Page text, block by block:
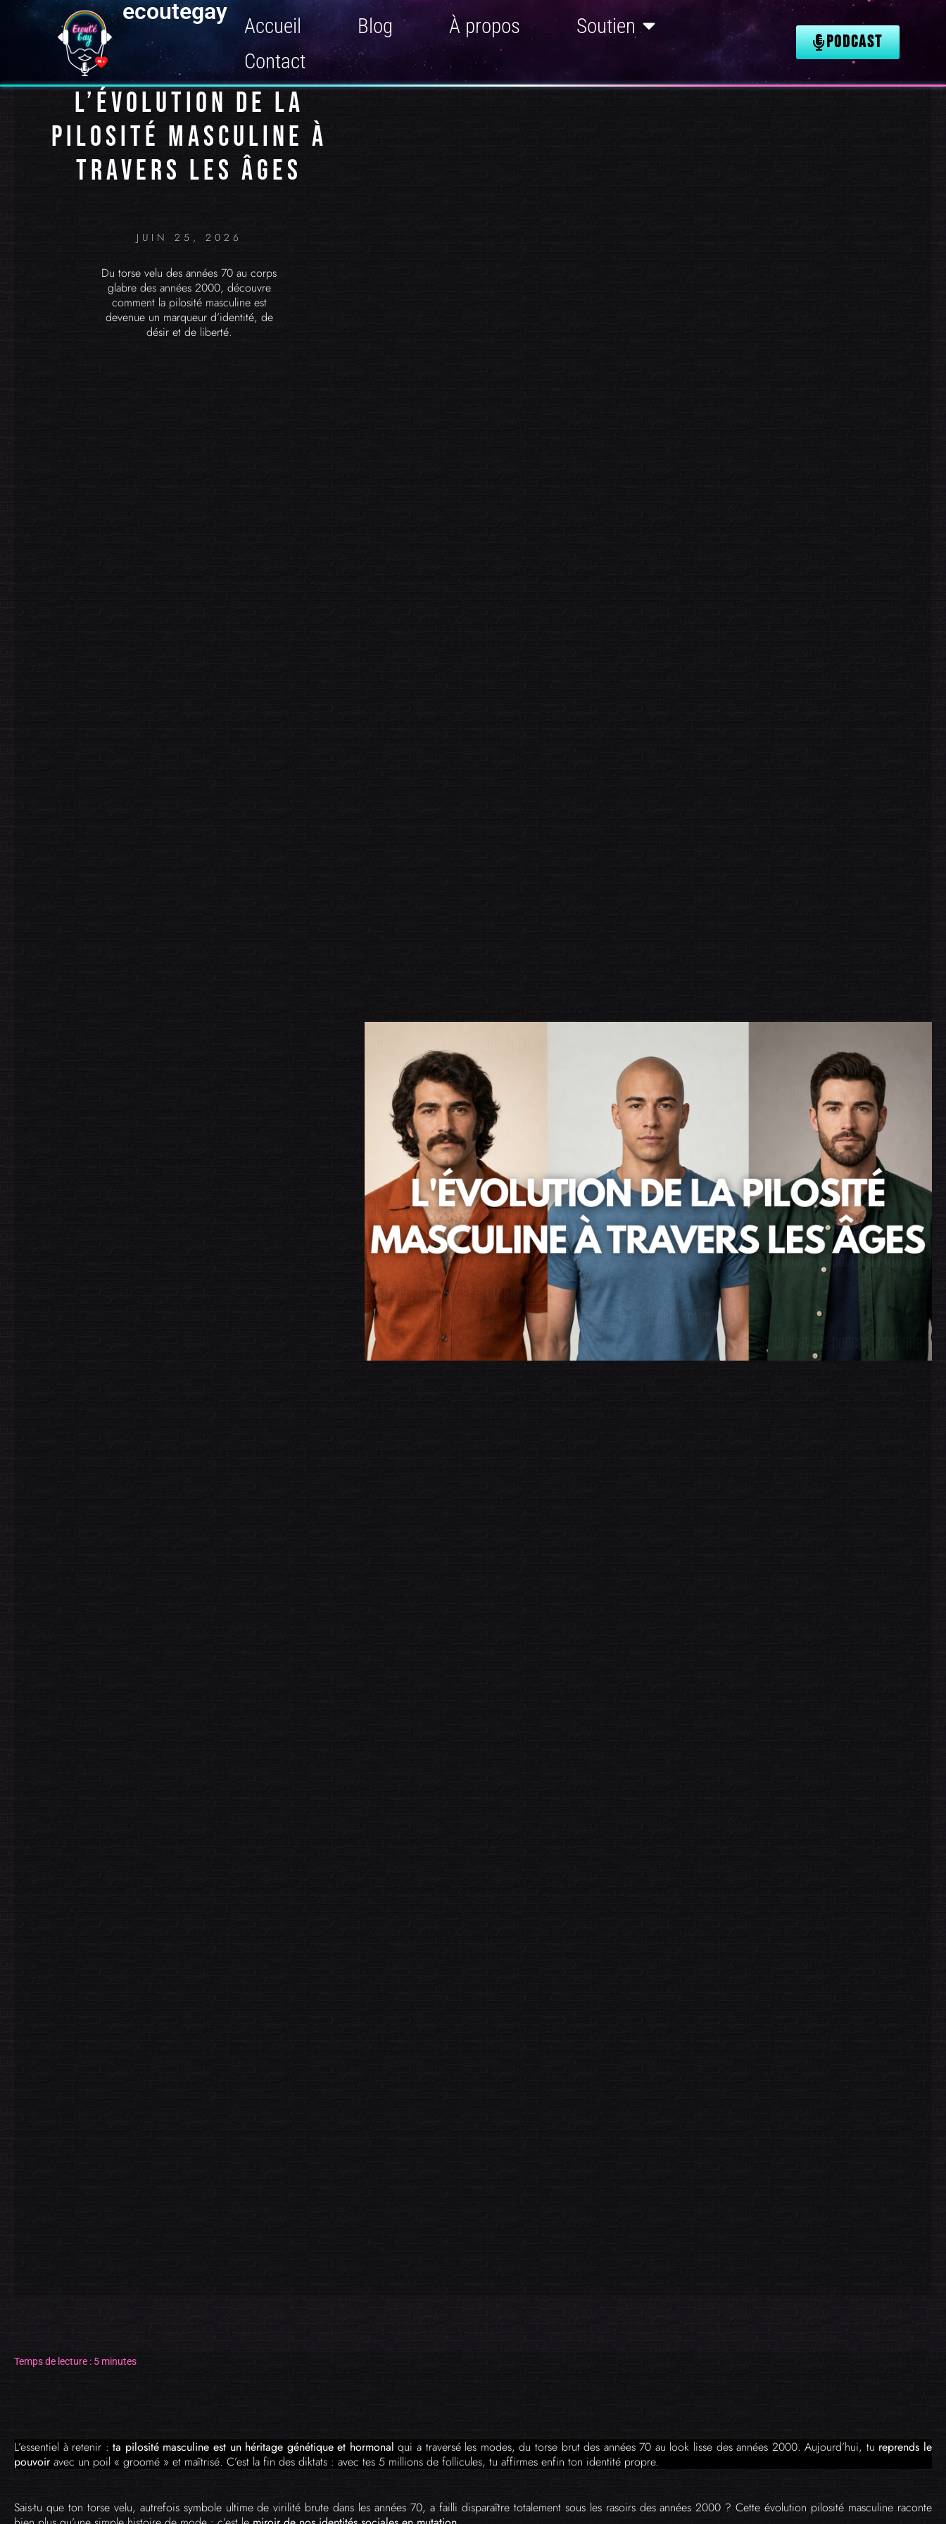
ecoutegay
Accueil Blog À propos
Soutien
Contact
PODCAST
L’ÉVOLUTION DE LA
PILOSITÉ MASCULINE À
TRAVERS LES ÂGES
JUIN 25, 2026
Du torse velu des années 70 au corps
glabre des années 2000, découvre
comment la pilosité masculine est
devenue un marqueur d’identité, de
désir et de liberté.
Temps de lecture : 5 minutes
L’essentiel à retenir :ta pilosité masculine est un héritage génétique et hormonal qui a traversé les modes, du torse brut des années 70 au look lisse des années 2000. Aujourd’hui, tu reprends le
pouvoiravec un poil « groomé » et maîtrisé. C’est la fin des diktats : avec tes 5 millions de follicules, tu affirmes enfin ton identité propre.
Sais-tu que ton torse velu, autrefois symbole ultime de virilité brute dans les années 70, a failli disparaître totalement sous les rasoirs des années 2000 ? Cette évolution pilosité masculine raconte